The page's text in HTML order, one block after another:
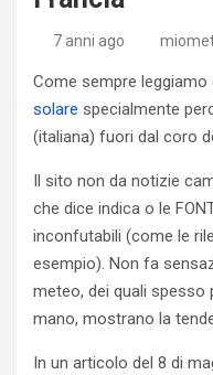
7 anni ago
Come sempre
solare specialmente
(italiana) fuori dal coro
Il sito non da notizie
che dice indica o le
inconfutabili (come le
esempio). Non fa
meteo, dei quali spesso
mano, mostrano la
In un articolo del 8 di